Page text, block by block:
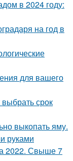
в 2024 году:
на год в
для вашего
срок
выкопать яму.
руками
2022. Свыше 7